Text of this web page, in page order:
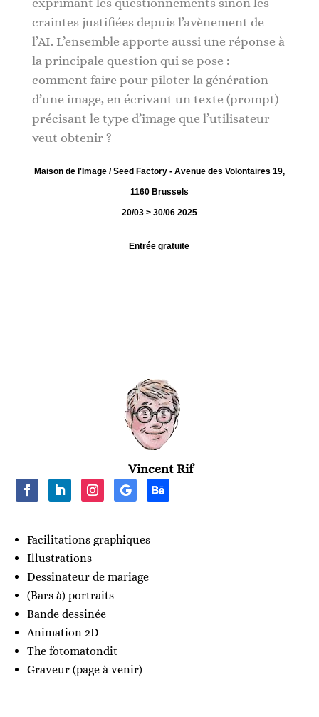
exprimant les questionnements sinon les
craintes justifiées depuis l’avènement de
l’AI. L’ensemble apporte aussi une réponse à
la principale question qui se pose :
comment faire pour piloter la génération
d’une image, en écrivant un texte (prompt)
précisant le type d’image que l’utilisateur
veut obtenir ?
Maison de l'Image / Seed Factory - Avenue des Volontaires 19,
1160 Brussels
20/03 > 30/06 2025
Entrée gratuite
Vincent Rif
Facilitations graphiques
Illustrations
Dessinateur de mariage
(Bars à) portraits
Bande dessinée
Animation 2D
The fotomatondit
Graveur (page à venir)